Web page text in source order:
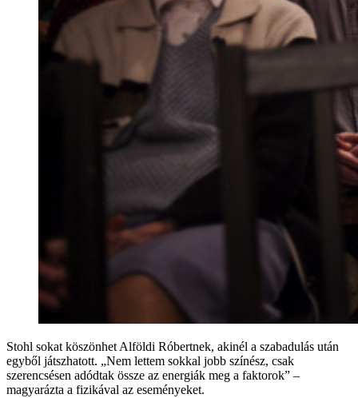
Stohl sokat köszönhet Alföldi Róbertnek, akinél a szabadulás után
egyből játszhatott. „Nem lettem sokkal jobb színész, csak
szerencsésen adódtak össze az energiák meg a faktorok” –
magyarázta a fizikával az eseményeket.